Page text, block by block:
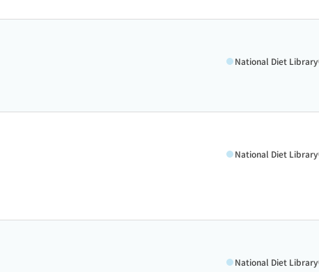
National Diet Library
National Diet Library
National Diet Library